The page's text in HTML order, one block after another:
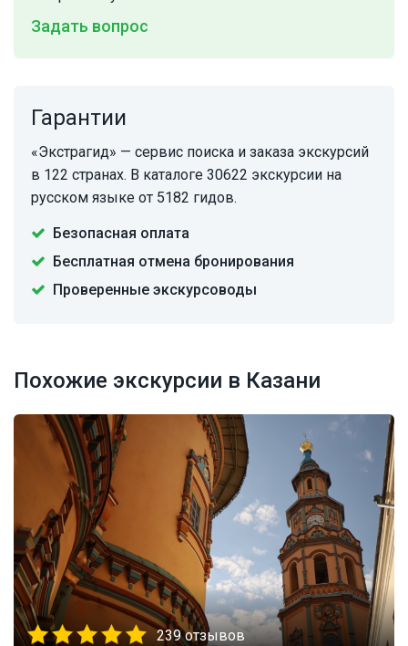
Задать вопрос
Гарантии
«Экстрагид» — сервис поиска и заказа экскурсий
в 122 странах. В каталоге 30622 экскурсии на
русском языке от 5182 гидов.
Безопасная оплата
Бесплатная отмена бронирования
Проверенные экскурсоводы
Похожие экскурсии в Казани
239 отзывов